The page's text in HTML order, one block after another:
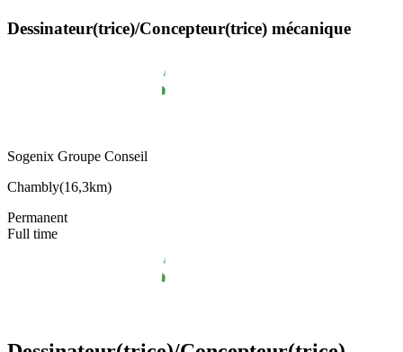
Dessinateur(trice)/Concepteur(trice) mécanique
Sogenix Groupe Conseil
Chambly(16,3km)
Permanent
Full time